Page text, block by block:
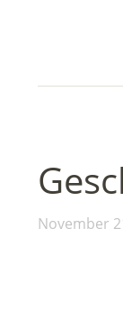
November